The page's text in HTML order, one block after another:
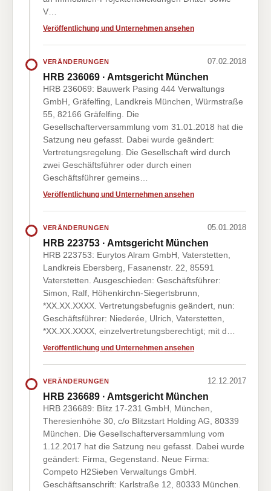
V…
Veröffentlichung und Unternehmen ansehen
VERÄNDERUNGEN 07.02.2018
HRB 236069 · Amtsgericht München
HRB 236069: Bauwerk Pasing 444 Verwaltungs
GmbH, Gräfelfing, Landkreis München, Würmstraße
55, 82166 Gräfelfing. Die
Gesellschafterversammlung vom 31.01.2018 hat die
Satzung neu gefasst. Dabei wurde geändert:
Vertretungsregelung. Die Gesellschaft wird durch
zwei Geschäftsführer oder durch einen
Geschäftsführer gemeins…
Veröffentlichung und Unternehmen ansehen
VERÄNDERUNGEN 05.01.2018
HRB 223753 · Amtsgericht München
HRB 223753: Eurytos Alram GmbH, Vaterstetten,
Landkreis Ebersberg, Fasanenstr. 22, 85591
Vaterstetten. Ausgeschieden: Geschäftsführer:
Simon, Ralf, Höhenkirchn-Siegertsbrunn,
*XX.XX.XXXX. Vertretungsbefugnis geändert, nun:
Geschäftsführer: Niederée, Ulrich, Vaterstetten,
*XX.XX.XXXX, einzelvertretungsberechtigt; mit d…
Veröffentlichung und Unternehmen ansehen
VERÄNDERUNGEN 12.12.2017
HRB 236689 · Amtsgericht München
HRB 236689: Blitz 17-231 GmbH, München,
Theresienhöhe 30, c/o Blitzstart Holding AG, 80339
München. Die Gesellschafterversammlung vom
1.12.2017 hat die Satzung neu gefasst. Dabei wurde
geändert: Firma, Gegenstand. Neue Firma:
Competo H2Sieben Verwaltungs GmbH.
Geschäftsanschrift: Karlstraße 12, 80333 München.